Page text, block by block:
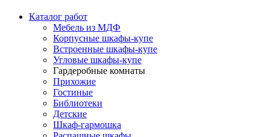
Каталог работ
Мебель из МДФ
Корпусные шкафы-купе
Встроенные шкафы-купе
Угловые шкафы-купе
Гардеробные комнаты
Прихожие
Гостиные
Библиотеки
Детские
Шкаф-гармошка